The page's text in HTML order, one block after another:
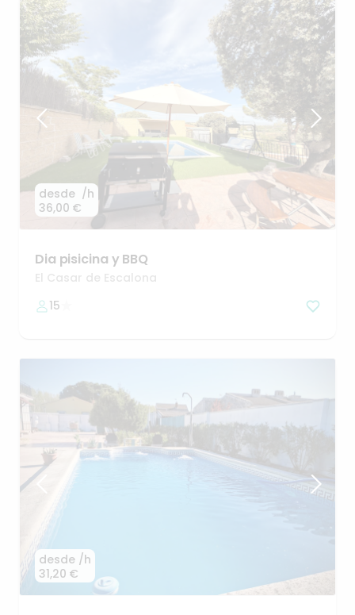
desde
36,00 €
/h
Dia pisicina y BBQ
El Casar de Escalona
15
desde
31,20 €
/h